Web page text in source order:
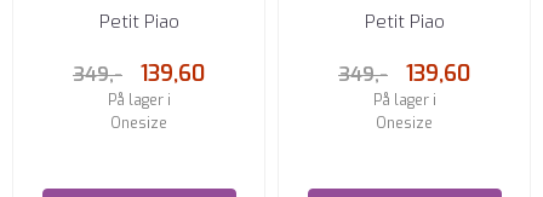
DUSTY ROSE/CREAM 70 X 100
Petit Piao
349,- 139,60
På lager i
Onesize
MARINE/CREAM 70 X 100
Petit Piao
349,- 139,60
På lager i
Onesize